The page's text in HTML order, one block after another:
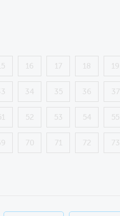
16 17 18 19
34 35 36 37
52 53 54 55
70 71 72 73